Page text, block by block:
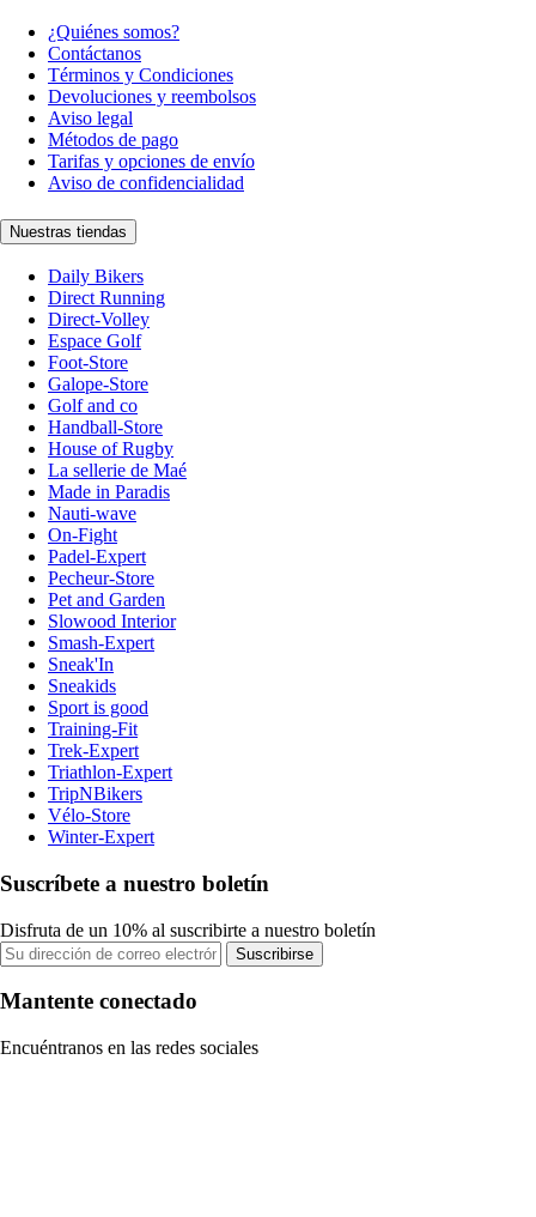
¿Quiénes somos?
Contáctanos
Términos y Condiciones
Devoluciones y reembolsos
Aviso legal
Métodos de pago
Tarifas y opciones de envío
Aviso de confidencialidad
Nuestras tiendas
Daily Bikers
Direct Running
Direct-Volley
Espace Golf
Foot-Store
Galope-Store
Golf and co
Handball-Store
House of Rugby
La sellerie de Maé
Made in Paradis
Nauti-wave
On-Fight
Padel-Expert
Pecheur-Store
Pet and Garden
Slowood Interior
Smash-Expert
Sneak'In
Sneakids
Sport is good
Training-Fit
Trek-Expert
Triathlon-Expert
TripNBikers
Vélo-Store
Winter-Expert
Suscríbete a nuestro boletín
Disfruta de un 10% al suscribirte a nuestro boletín
Suscribirse
Mantente conectado
Encuéntranos en las redes sociales